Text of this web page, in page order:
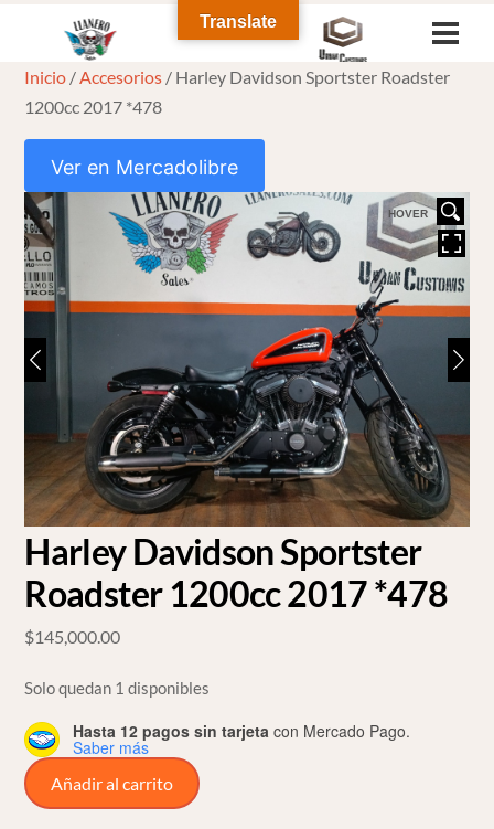
content
Inicio /Accesorios / Harley Davidson Sportster Roadster
1200cc 2017 *478
Ver en Mercadolibre
HOVER
Harley Davidson Sportster
Roadster 1200cc 2017 *478
$145,000.00
Solo quedan 1 disponibles
Hasta 12 pagos sin tarjeta con Mercado Pago.
Saber más
Harley
Davidson
Añadir al carrito
Translate